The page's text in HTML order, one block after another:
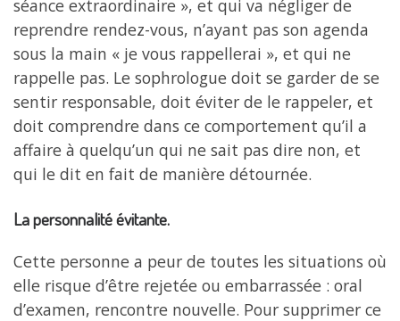
séance extraordinaire », et qui va négliger de
reprendre rendez-vous, n’ayant pas son agenda
sous la main « je vous rappellerai », et qui ne
rappelle pas. Le sophrologue doit se garder de se
sentir responsable, doit éviter de le rappeler, et
doit comprendre dans ce comportement qu’il a
affaire à quelqu’un qui ne sait pas dire non, et
qui le dit en fait de manière détournée.
La personnalité évitante.
Cette personne a peur de toutes les situations où
elle risque d’être rejetée ou embarrassée : oral
d’examen, rencontre nouvelle. Pour supprimer ce